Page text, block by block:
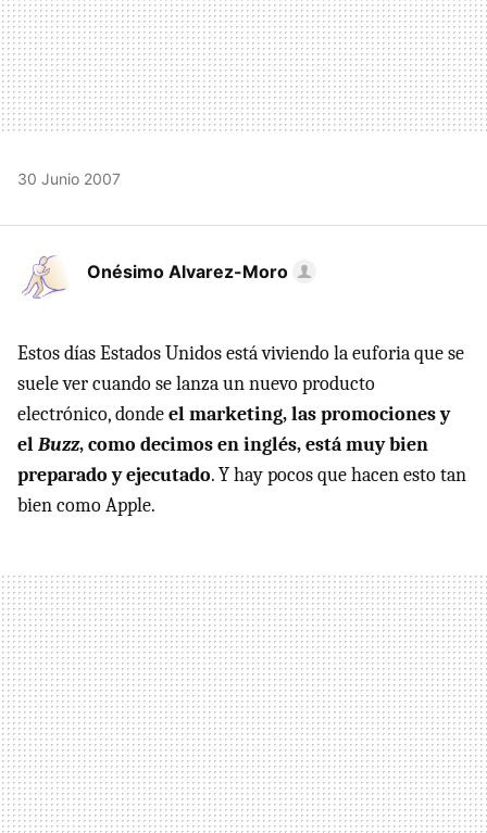
30 Junio 2007
Onésimo Alvarez-Moro
Estos días Estados Unidos está viviendo la euforia que se
suele ver cuando se lanza un nuevo producto
electrónico, dondeel marketing, las promociones y
elBuzz, como decimos en inglés, está muy bien
preparado y ejecutado. Y hay pocos que hacen esto tan
bien como Apple.